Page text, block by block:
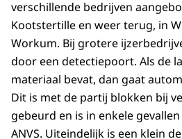
verschillende bedrijven
Kootstertille en weer terug, in
Workum. Bij grotere
door een detectiepoort. Als de
materiaal bevat, dan gaat
Dit is met de partij blokken bij
gebeurd en is in enkele
ANVS. Uiteindelijk is een klein